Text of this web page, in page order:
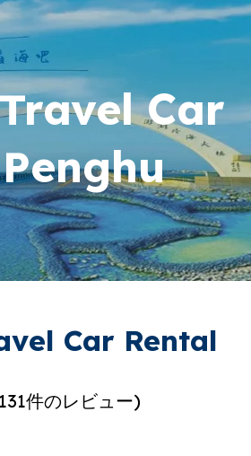
Car
Car Rental
131件のレビュー)